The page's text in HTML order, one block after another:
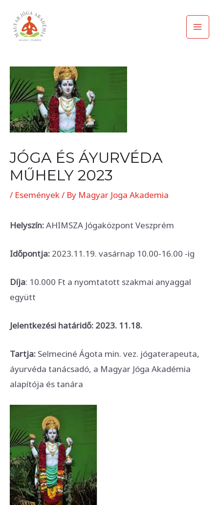
content
JÓGA ÉS ÁYURVÉDA
MŰHELY 2023
/ Események / By Magyar Joga Akademia
Helyszín:AHIMSZA Jógaközpont Veszprém
Időpontja: 2023.11.19. vasárnap 10.00-16.00 -ig
Díja: 10.000 Ft a nyomtatott szakmai anyaggal
együtt
Jelentkezési határidő: 2023. 11.18.
Tartja: Selmeciné Ágota min. vez. jógaterapeuta,
áyurvéda tanácsadó, a Magyar Jóga Akadémia
alapítója és tanára
navigation